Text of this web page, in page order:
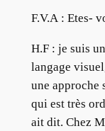
F.V.A : Etes-
H.F : je suis
langage
une approche
qui est très
ait dit. Chez